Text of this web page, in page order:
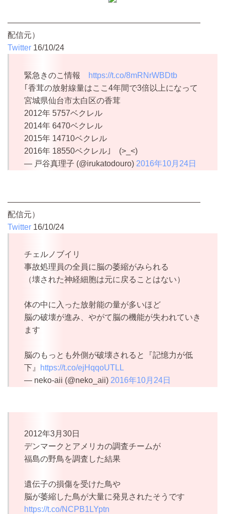
――――――――――――――――――――――――
配信元）
Twitter 16/10/24
緊急きのこ情報
https://t.co/8mRNrWBDtb
｢香茸の放射線量はここ4年間で3倍以上になって
宮城県仙台市太白区の香茸
2012年 5757ベクレル
2014年 6470ベクレル
2015年 14710ベクレル
2016年 18550ベクレル｣ (>_<)
— 戸谷真理子 (@irukatodouro) 2016年10月24日
――――――――――――――――――――――――
配信元）
Twitter 16/10/24
チェルノブイリ
事故処理員の全員に脳の萎縮がみられる
（壊された神経細胞は元に戻ることはない）
体の中に入った放射能の量が多いほど
脳の破壊が進み、やがて脳の機能が失われていき
ます
脳のもっとも外側が破壊されると『記憶力が低
下』
https://t.co/ejHqqoUTLL
— neko-aii (@neko_aii) 2016年10月24日
2012年3月30日
デンマークとアメリカの調査チームが
福島の野鳥を調査した結果
遺伝子の損傷を受けた鳥や
脳が萎縮した鳥が大量に発見されたそうです
https://t.co/NCPB1LYptn